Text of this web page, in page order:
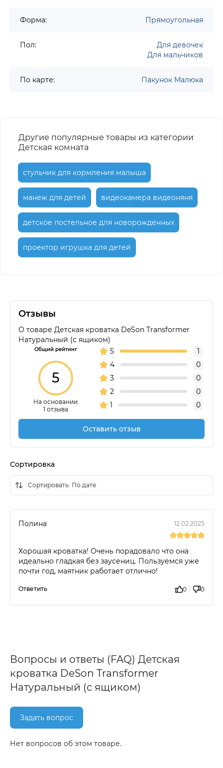
Форма: Прямоугольная
Пол:
Для девочек
Для мальчиков
По карте: Пакунок Малюка
Другие популярные товары из категории
Детская комната
стульчик для кормления малыша
манеж для детей видеокамера видеоняня
детское постельное для новорожденных
проектор игрушка для детей
Отзывы
О товаре Детская кроватка DeSon Transformer
Натуральный (с ящиком)
Общий рейтинг
5
На основании
1 отзыва
5
1
4
0
3
0
2
0
1
0
Оставить отзыв
Сортировка
Полина 12.02.2025
Хорошая кроватка! Очень порадовало что она
идеально гладкая без заусениц. Пользуемся уже
почти год, маятник работает отлично!
Ответить 0 0
Вопросы и ответы (FAQ) Детская
кроватка DeSon Transformer
Натуральный (с ящиком)
Задать вопрос
Нет вопросов об этом товаре.